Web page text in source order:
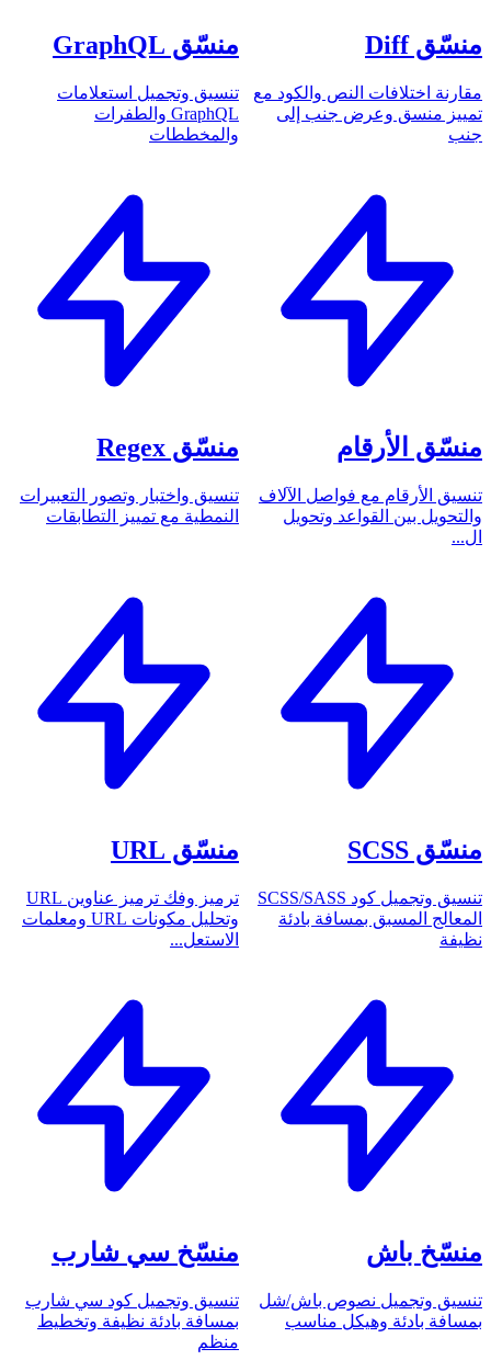
منسّق Diff
مقارنة اختلافات النص والكود مع
تمييز منسق وعرض جنب إلى
جنب
منسّق GraphQL
تنسيق وتجميل استعلامات
GraphQL والطفرات
والمخططات
منسّق الأرقام
تنسيق الأرقام مع فواصل الآلاف
والتحويل بين القواعد وتحويل
ال...
منسّق Regex
تنسيق واختبار وتصور التعبيرات
النمطية مع تمييز التطابقات
منسّق SCSS
تنسيق وتجميل كود SCSS/SASS
المعالج المسبق بمسافة بادئة
نظيفة
منسّق URL
ترميز وفك ترميز عناوين URL
وتحليل مكونات URL ومعلمات
الاستعل...
منسّخ باش
تنسيق وتجميل نصوص باش/شل
بمسافة بادئة وهيكل مناسب
منسّخ سي شارب
تنسيق وتجميل كود سي شارب
بمسافة بادئة نظيفة وتخطيط
منظم